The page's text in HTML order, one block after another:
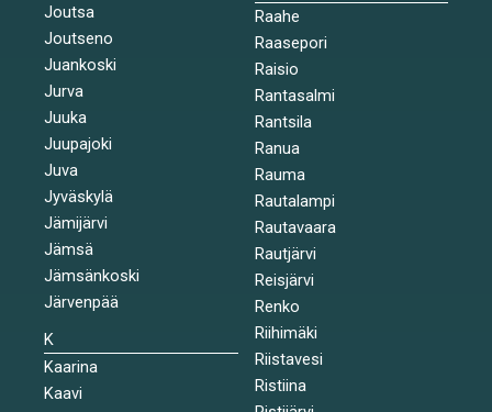
Joutsa
Joutseno
Juankoski
Jurva
Juuka
Juupajoki
Juva
Jyväskylä
Jämijärvi
Jämsä
Jämsänkoski
Järvenpää
K
Kaarina
Kaavi
Raahe
Raasepori
Raisio
Rantasalmi
Rantsila
Ranua
Rauma
Rautalampi
Rautavaara
Rautjärvi
Reisjärvi
Renko
Riihimäki
Riistavesi
Ristiina